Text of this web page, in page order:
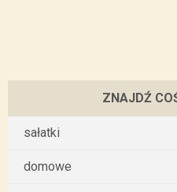
ZNAJDŹ
sałatki
domowe